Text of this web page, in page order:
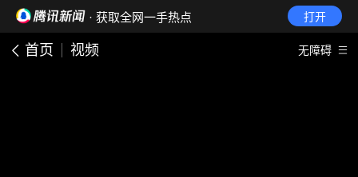
· 获取全网一手热点 打开
首页 视频 无障碍